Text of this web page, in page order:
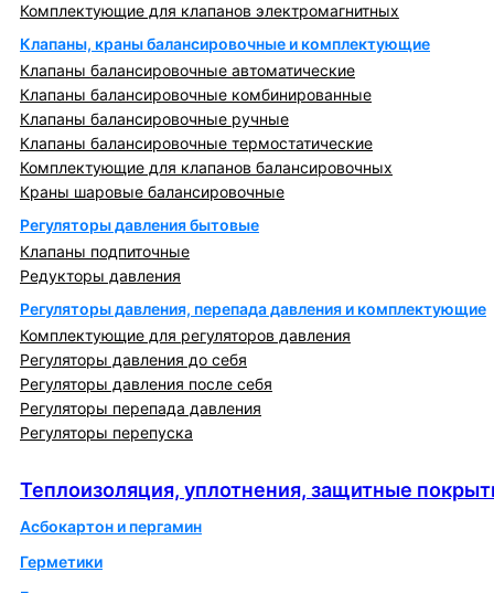
Комплектующие для клапанов электромагнитных
Клапаны, краны балансировочные и комплектующие
Клапаны балансировочные автоматические
Клапаны балансировочные комбинированные
Клапаны балансировочные ручные
Клапаны балансировочные термостатические
Комплектующие для клапанов балансировочных
Краны шаровые балансировочные
Регуляторы давления бытовые
Клапаны подпиточные
Редукторы давления
Регуляторы давления, перепада давления и комплектующие
Комплектующие для регуляторов давления
Регуляторы давления до себя
Регуляторы давления после себя
Регуляторы перепада давления
Регуляторы перепуска
Теплоизоляция, уплотнения, защитные
Асбокартон и пергамин
Герметики